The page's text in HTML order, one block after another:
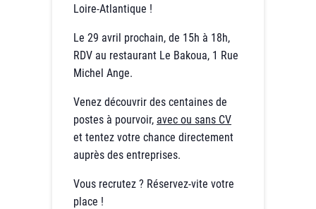
Loire-Atlantique !
Le 29 avril prochain, de 15h à 18h,
RDV au restaurant Le Bakoua, 1 Rue
Michel Ange.
Venez découvrir des centaines de
postes à pourvoir, avec ou sans CV
et tentez votre chance directement
auprès des entreprises.
Vous recrutez ? Réservez-vite votre
place !